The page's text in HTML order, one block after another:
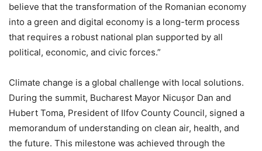
believe that the transformation of the Romanian economy
into a green and digital economy is a long-term process
that requires a robust national plan supported by all
political, economic, and civic forces.”
Climate change is a global challenge with local solutions.
During the summit, Bucharest Mayor Nicușor Dan and
Hubert Toma, President of Ilfov County Council, signed a
memorandum of understanding on clean air, health, and
the future. This milestone was achieved through the